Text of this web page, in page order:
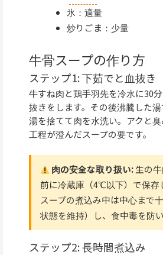
氷：適量
炒りごま：少量
牛骨スープの作り方
ステップ1: 下茹でと血抜き
牛すね肉と鶏手羽先を冷水に30
抜きをします。その後沸騰した湯
湯を捨てて肉を水洗い。アクと
工程が澄んだスープの要です。
肉の安全な取り扱い:生の
前に冷蔵庫（4℃以下）で保存
スープの煮込み中は中心まで
状態を維持）し、食中毒を防
ステップ2: 長時間煮込み